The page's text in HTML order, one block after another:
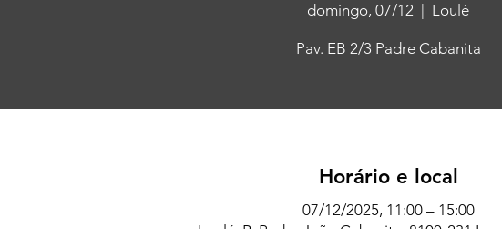
domingo, 07/12 Loulé
Horário e local
07/12/2025, 11:00 – 15:00